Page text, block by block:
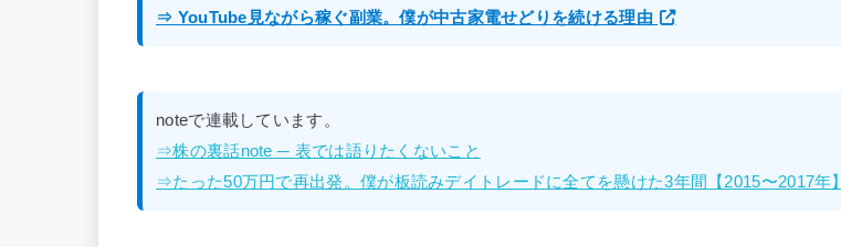
⇒ YouTube見ながら稼ぐ副業。僕が中古家電せどりを続ける理由
noteで連載しています。
⇒株の裏話note ─ 表では語りたくないこと
⇒たった50万円で再出発。僕が板読みデイトレードに全てを懸けた3年間【2015〜2017年】